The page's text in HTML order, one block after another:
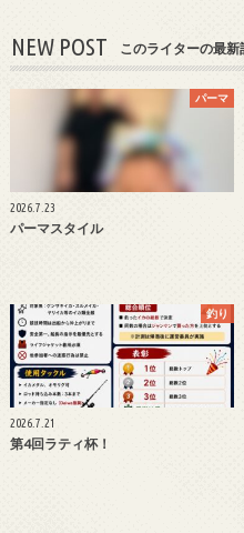
NEW POST このライターの最新
パーマ
2026.7.23
パーマスタイル
釣り
2026.7.21
第4回ラティ杯！